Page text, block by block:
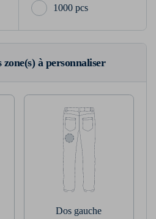
1000 pcs
zone(s) à personnaliser
Dos gauche